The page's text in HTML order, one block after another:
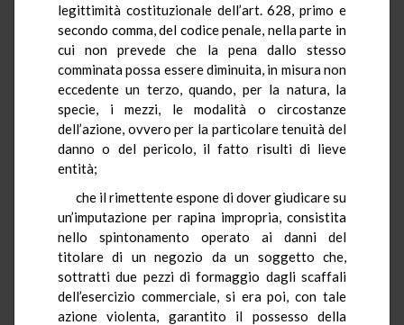
legittimità costituzionale dell’art. 628, primo e
secondo comma, del codice penale, nella parte in
cui non prevede che la pena dallo stesso
comminata possa essere diminuita, in misura non
eccedente un terzo, quando, per la natura, la
specie, i mezzi, le modalità o circostanze
dell’azione, ovvero per la particolare tenuità del
danno o del pericolo, il fatto risulti di lieve
entità;
che il rimettente espone di dover giudicare su
un’imputazione per rapina impropria, consistita
nello spintonamento operato ai danni del
titolare di un negozio da un soggetto che,
sottratti due pezzi di formaggio dagli scaffali
dell’esercizio commerciale, si era poi, con tale
azione violenta, garantito il possesso della